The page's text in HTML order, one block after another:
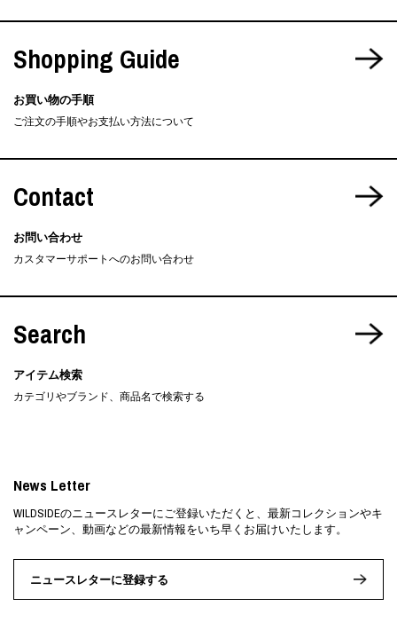
Shopping Guide
お買い物の手順
ご注文の手順やお支払い方法について
Contact
お問い合わせ
カスタマーサポートへのお問い合わせ
Search
アイテム検索
カテゴリやブランド、商品名で検索する
News Letter
WILDSIDEのニュースレターにご登録いただくと、最新コレクションやキ
ャンペーン、動画などの最新情報をいち早くお届けいたします。
ニュースレターに登録する